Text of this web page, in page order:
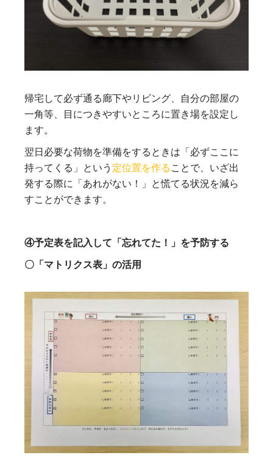
帰宅して必ず通る廊下やリビング、自分の部屋の
一角等、目につきやすいところに置き場を設定し
ます。
翌日必要な荷物を準備をするときは「必ずここに
持ってくる」という 定位置を作ることで、いざ出
発する際に「あれがない！」と慌てる状況を減ら
すことができます。
④予定表を記入して「忘れてた！」を予防する
〇「マトリクス表」の活用